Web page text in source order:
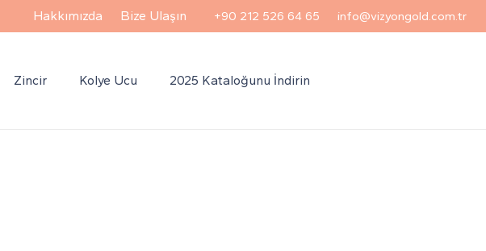
Hakkımızda Bize Ulaşın +90 212 526 64 65 info@vizyongold.com.tr
Zincir Kolye Ucu 2025 Kataloğunu İndirin